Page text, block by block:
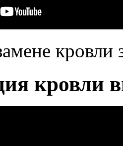
кровли
кровли